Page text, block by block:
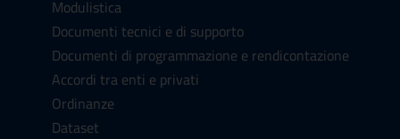
Modulistica
Documenti tecnici e di supporto
Documenti di programmazione e rendicontazione
Accordi tra enti e privati
Ordinanze
Dataset